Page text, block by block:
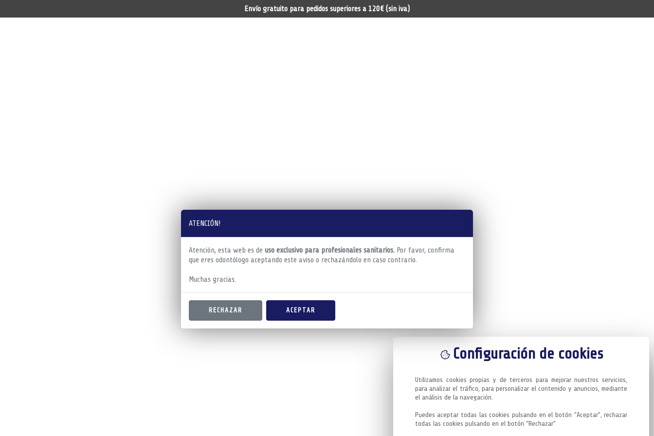
ATENCIÓN!
Atención, esta web es de uso exclusivo para profesionales sanitarios. Por favor, confirma
que eres odontólogo aceptando este aviso o rechazándolo en caso contrario.
Muchas gracias.
RECHAZAR ACEPTAR
Configuración de cookies
Utilizamos cookies propias y de terceros para mejorar nuestros servicios,
para analizar el tráfico, para personalizar el contenido y anuncios, mediante
el análisis de la navegación.
Puedes aceptar todas las cookies pulsando en el botón “Aceptar”, rechazar
todas las cookies pulsando en el botón “Rechazar”
Envío gratuito para pedidos superiores a 120€ (sin iva)